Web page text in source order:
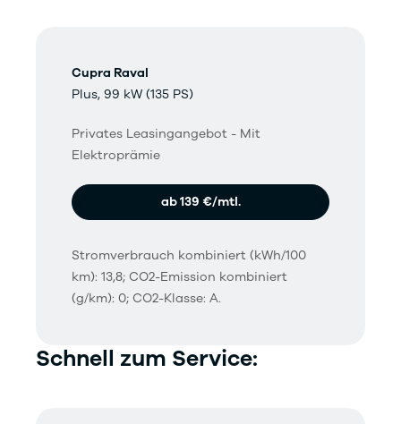
Cupra Raval
Plus, 99 kW (135 PS)
Privates Leasingangebot - Mit
Elektroprämie
ab 139 €/mtl.
Stromverbrauch kombiniert (kWh/100
km): 13,8; CO2-Emission kombiniert
(g/km): 0; CO2-Klasse: A.
Schnell zum Service: